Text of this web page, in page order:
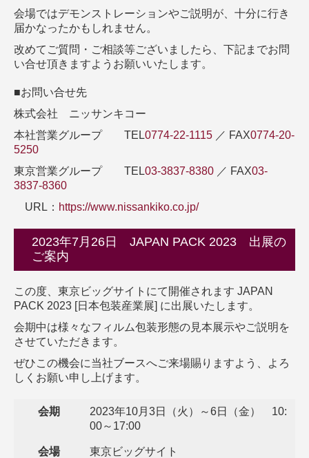
会場ではデモンストレーションやご説明が、十分に行き
届かなったかもしれません。
改めてご質問・ご相談等ございましたら、下記までお問
い合せ頂きますようお願いいたします。
■お問い合せ先
株式会社 ニッサンキコー
本社営業グループ TEL0774-22-1115 ／ FAX0774-20-
5250
東京営業グループ TEL03-3837-8380 ／ FAX03-
3837-8360
URL： https://www.nissankiko.co.jp/
2023年7月26日 JAPAN PACK 2023 出展の
ご案内
この度、東京ビッグサイトにて開催されます JAPAN
PACK 2023 [日本包装産業展] に出展いたします。
会期中は様々なフィルム包装形態の見本展示やご説明を
させていただきます。
ぜひこの機会に当社ブースへご来場賜りますよう、よろ
しくお願い申し上げます。
会期
2023年10月3日（火）～6日（金） 10:
00～17:00
会場 東京ビッグサイト